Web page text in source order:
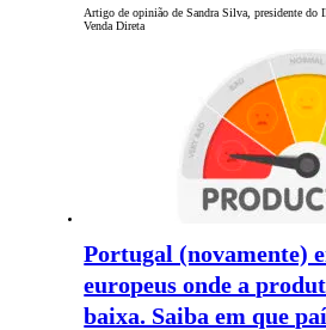
Artigo de opinião de Sandra Silva, presidente do
Venda Direta
Portugal (novamente)
europeus onde a
baixa. Saiba em que